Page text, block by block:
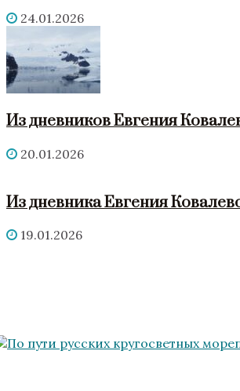
24.01.2026
Из дневников Евгения
20.01.2026
Из дневника Евгения
19.01.2026